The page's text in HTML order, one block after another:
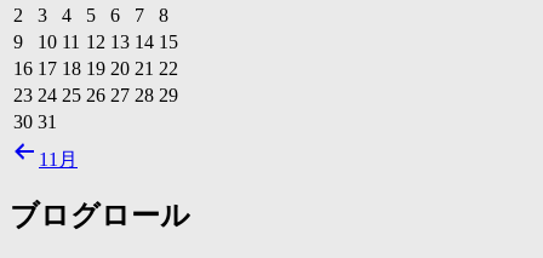
2
3 4 5 6 7
8
9
10 11 12 13 14 15
16 17 18 19 20 21 22
23 24 25 26 27 28 29
30 31
11月
ブログロール